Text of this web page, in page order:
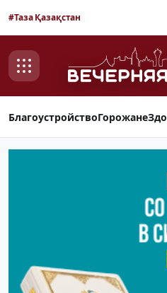
#Таза Қазақстан
БлагоустройствоГорожане